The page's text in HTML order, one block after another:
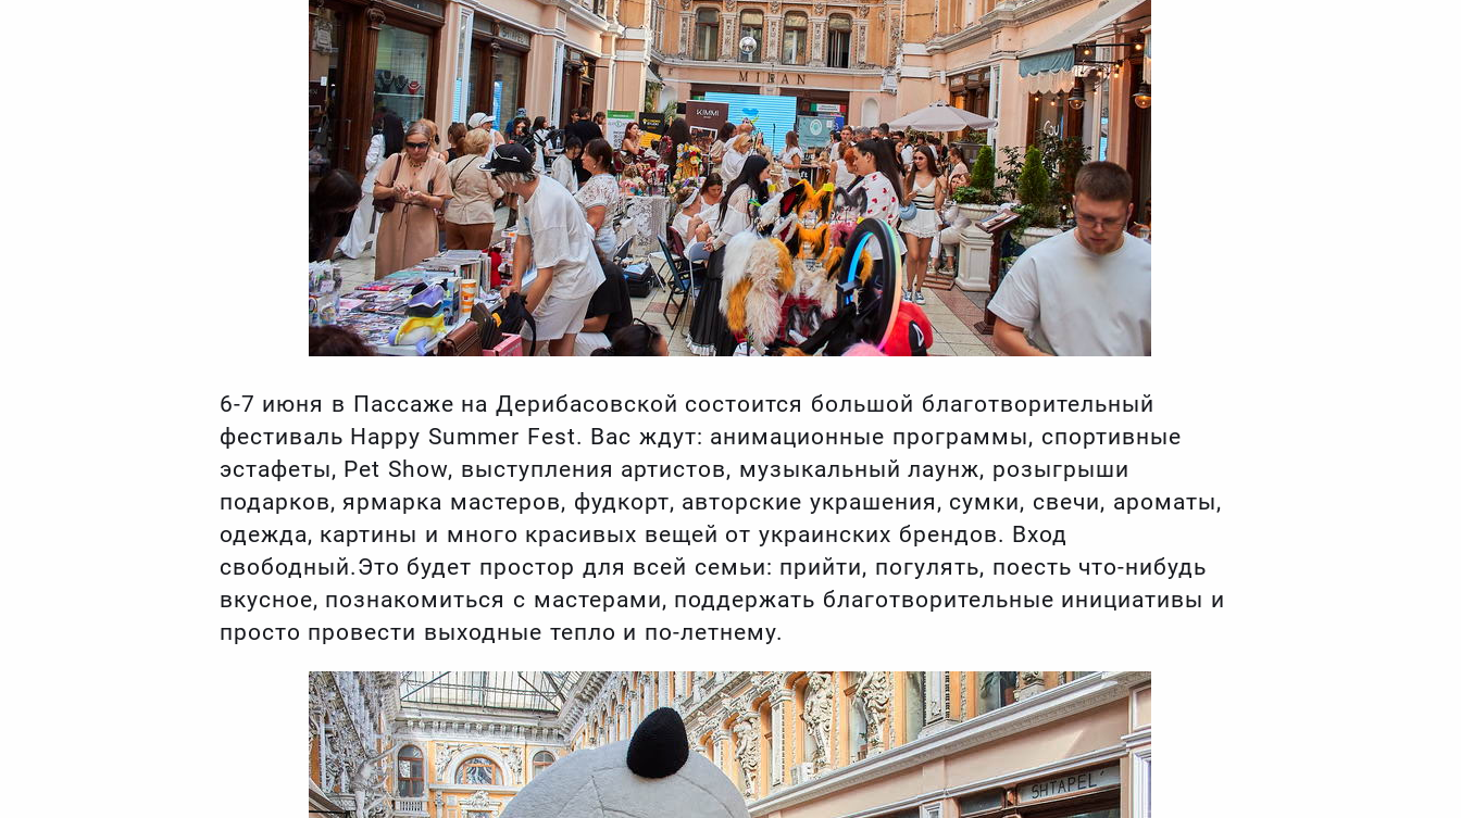
6-7 июня в Пассаже на Дерибасовской состоится большой благотворительный
фестиваль Happy Summer Fest. Вас ждут: анимационные программы, спортивные
эстафеты, Pet Show, выступления артистов, музыкальный лаунж, розыгрыши
подарков, ярмарка мастеров, фудкорт, авторские украшения, сумки, свечи, ароматы,
одежда, картины и много красивых вещей от украинских брендов. Вход
свободный.Это будет простор для всей семьи: прийти, погулять, поесть что-нибудь
вкусное, познакомиться с мастерами, поддержать благотворительные инициативы и
просто провести выходные тепло и по-летнему.